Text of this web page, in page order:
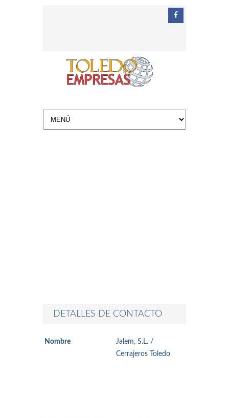
DETALLES DE CONTACTO
Nombre
Jalem, S.L. /
Cerrajeros Toledo